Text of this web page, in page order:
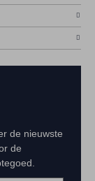
de nieuwste
de